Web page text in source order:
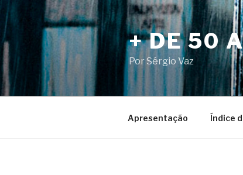
para
o
conteúdo
+ DE 50
Por Sérgio Vaz
Apresentação Índice